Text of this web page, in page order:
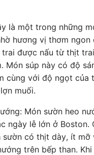
là một trong những
hương vị thơm ngon
trai được nấu từ thịt
Món súp này có độ
cùng với độ ngọt của
muối.
Món sườn heo
ngày lễ lớn ở Boston.
sườn có thịt dày, ít mỡ
trên bếp than.